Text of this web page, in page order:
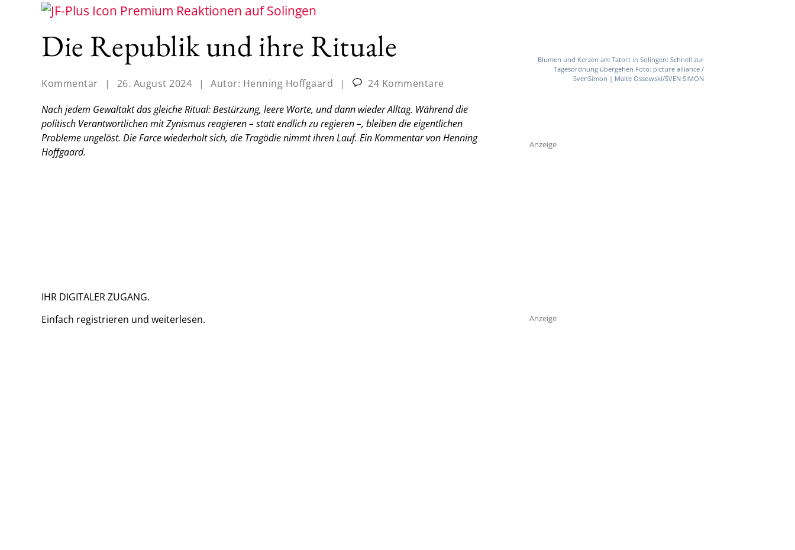
Reaktionen auf Solingen
Die Republik und ihre Rituale
Kommentar | 26. August 2024 | Autor: Henning Hoffgaard |
24 Kommentare
Nach jedem Gewaltakt das gleiche Ritual: Bestürzung, leere Worte, und dann wieder Alltag. Während die
politisch Verantwortlichen mit Zynismus reagieren – statt endlich zu regieren –, bleiben die eigentlichen
Probleme ungelöst. Die Farce wiederholt sich, die Tragödie nimmt ihren Lauf. Ein Kommentar von Henning
Hoffgaard.
IHR DIGITALER ZUGANG.
Einfach registrieren und weiterlesen.
Blumen und Kerzen am Tatort in Solingen: Schnell zur
Tagesordnung übergehen Foto: picture alliance /
SvenSimon | Malte Ossowski/SVEN SIMON
Anzeige
Anzeige